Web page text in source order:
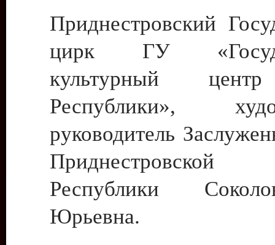
Приднестровский
цирк ГУ
культурный
Республики»,
руководитель
Приднестровской
Республики
Юрьевна.